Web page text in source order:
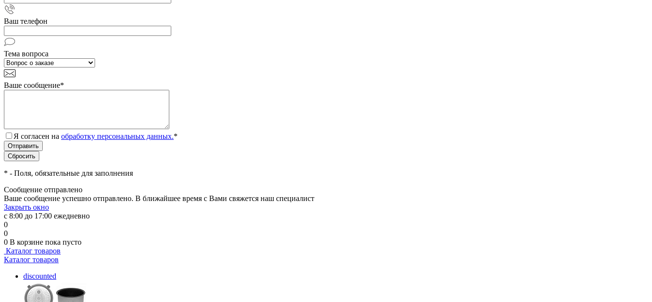
Ваш телефон
Тема вопроса
Ваше сообщение*
Я согласен на обработку персональных данных.*
* - Поля, обязательные для заполнения
Сообщение отправлено
Ваше сообщение успешно отправлено. В ближайшее время с Вами свяжется наш специалист
Закрыть окно
с 8:00 до 17:00 ежедневно
0
0
0 В корзине пока пусто
Каталог товаров
Каталог товаров
discounted